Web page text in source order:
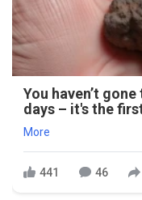
You haven’t
days – it's the
More
441 46